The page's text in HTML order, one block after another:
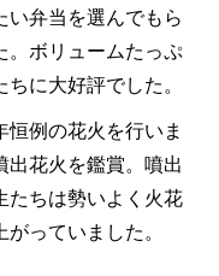
い弁当を選んでもら
。ボリュームたっぷ
に大好評でした。
例の花火を行いま
出花火を鑑賞。噴出
たちは勢いよく火花
っていました。